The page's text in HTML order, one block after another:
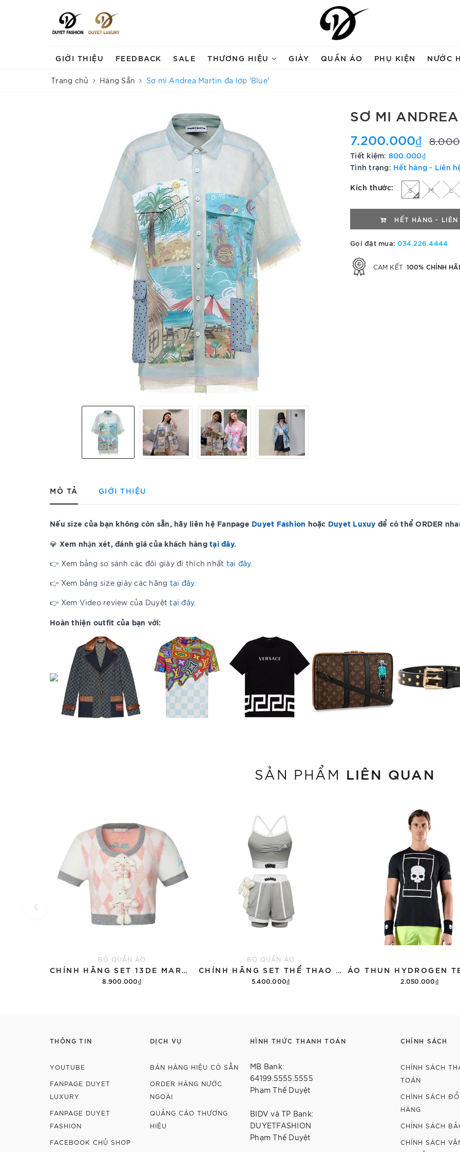
GIỚI THIỆU FEEDBACK SALE THƯƠNG HIỆU GIÀY QUẦN ÁO PHỤ KIỆN NƯỚC
Trang chủ Hàng Sẵn Sơ mi Andrea Martin đa lớp 'Blue'
SƠ MI
7.200.000₫
Tiết kiệm: 800.000₫
Tình trạng: Hết hàng - Liên
Kích thước: S M L
HẾT HÀNG - LIÊN
Gọi đặt mua:034.226.4444
CAM KẾT 100% CHÍNH
MÔ TẢ GIỚI THIỆU
Nếu size của bạn không còn sẵn, hãy liên hệ Fanpage Duyet Fashion hoặc Duyet Luxuy để có thể ORDER
💎 Xem nhận xét, đánh giá của khách hàng tại đây.
👉 Xem bảng so sánh các đôi giày đi thích nhất tại đây.
👉 Xem bảng size giày các hãng tại đây.
👉 Xem Video review của Duyệttại đây.
Hoàn thiện outfit của bạn với:
SẢN PHẨM LIÊN QUAN
BỘ QUẦN ÁO
CHÍNH HÃNG SET 13DE MARZO SUGAR SWIZZLE SUPER CUTE
8.900.000₫
BỘ QUẦN ÁO
CHÍNH HÃNG SET THỂ THAO 13DE MARZO BEAR VINTAGE 'GRAY'
5.400.000₫ 2.050.000₫
THÔNG TIN
YOUTUBE
FANPAGE DUYET
LUXURY
FANPAGE DUYET
FASHION
FACEBOOK CHỦ SHOP
DỊCH VỤ
BÁN HÀNG HIỆU CÓ SẴN
ORDER HÀNG NƯỚC
NGOÀI
QUẢNG CÁO THƯƠNG
HIỆU
HÌNH THỨC THANH TOÁN
MB Bank:
64199.5555.5555
Phạm Thế Duyệt
BIDV và TP Bank:
DUYETFASHION
Phạm Thế Duyệt
CHÍNH SÁCH
CHÍNH SÁCH
TOÁN
CHÍNH SÁCH
HÀNG
CHÍNH SÁCH
CHÍNH SÁCH